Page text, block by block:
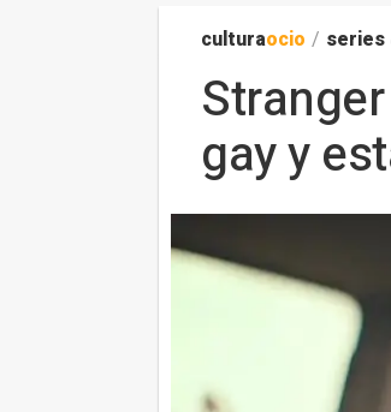
culturaocio / series
gay y